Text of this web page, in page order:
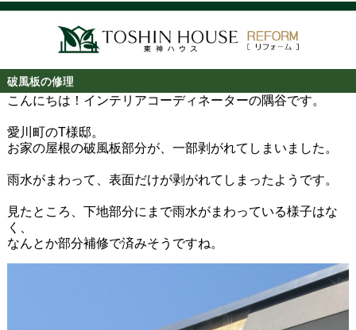
破風板の修理
こんにちは！インテリアコーディネーターの隅谷です。
愛川町のT様邸。
お家の屋根の破風板部分が、一部剥がれてしまいました。
雨水がまわって、表面だけが剥がれてしまったようです。
見たところ、下地部分にまで雨水がまわっている様子はな
く、
なんとか部分補修で済みそうですね。